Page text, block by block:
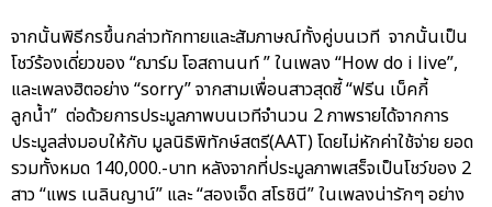
จากนั้นพิธีกรขึ้นกล่าวทักทายและสัมภาษณ์ทั้งคู่บนเวที จากนั้นเป็น
โชว์ร้องเดี่ยวของ “ฌาร์ม โอสถานนท์ ” ในเพลง “How do i live”,
และเพลงฮิตอย่าง “sorry” จากสามเพื่อนสาวสุดซี้ “ฟรีน เบ็คกี้
ลูกน้ำ” ต่อด้วยการประมูลภาพบนเวทีจำนวน 2 ภาพรายได้จากการ
ประมูลส่งมอบให้กับ มูลนิธิพิทักษ์สตรี(AAT) โดยไม่หักค่าใช้จ่าย ยอด
รวมทั้งหมด 140,000.-บาท หลังจากที่ประมูลภาพเสร็จเป็นโชว์ของ 2
สาว “แพร เนลินญาน์” และ “สองเจ็ด สโรชินี” ในเพลงน่ารักๆ อย่าง